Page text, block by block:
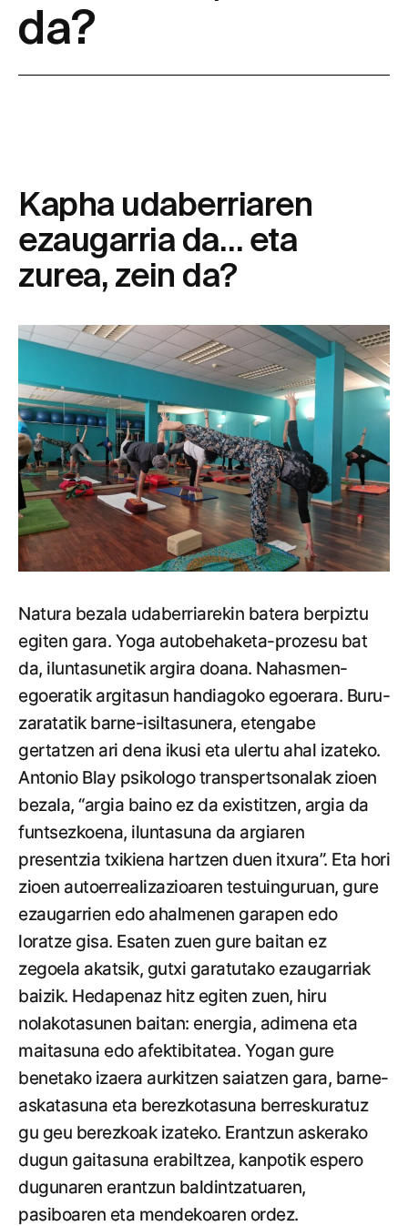
da?
Kapha udaberriaren
ezaugarria da… eta
zurea, zein da?
Natura bezala udaberriarekin batera berpiztu
egiten gara. Yoga autobehaketa-prozesu bat
da, iluntasunetik argira doana. Nahasmen-
egoeratik argitasun handiagoko egoerara. Buru-
zaratatik barne-isiltasunera, etengabe
gertatzen ari dena ikusi eta ulertu ahal izateko.
Antonio Blay psikologo transpertsonalak zioen
bezala, “argia baino ez da existitzen, argia da
funtsezkoena, iluntasuna da argiaren
presentzia txikiena hartzen duen itxura”. Eta hori
zioen autoerrealizazioaren testuinguruan, gure
ezaugarrien edo ahalmenen garapen edo
loratze gisa. Esaten zuen gure baitan ez
zegoela akatsik, gutxi garatutako ezaugarriak
baizik. Hedapenaz hitz egiten zuen, hiru
nolakotasunen baitan: energia, adimena eta
maitasuna edo afektibitatea. Yogan gure
benetako izaera aurkitzen saiatzen gara, barne-
askatasuna eta berezkotasuna berreskuratuz
gu geu berezkoak izateko. Erantzun askerako
dugun gaitasuna erabiltzea, kanpotik espero
dugunaren erantzun baldintzatuaren,
pasiboaren eta mendekoaren ordez.